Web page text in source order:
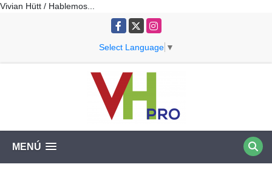
Vivian Hütt / Hablemos...
Facebook
X Instagram
Select Language ▼
MENÚ